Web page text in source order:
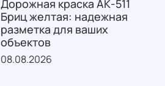
Дорожная краска АК-511
Бриц желтая: надежная
разметка для ваших
объектов
08.08.2026